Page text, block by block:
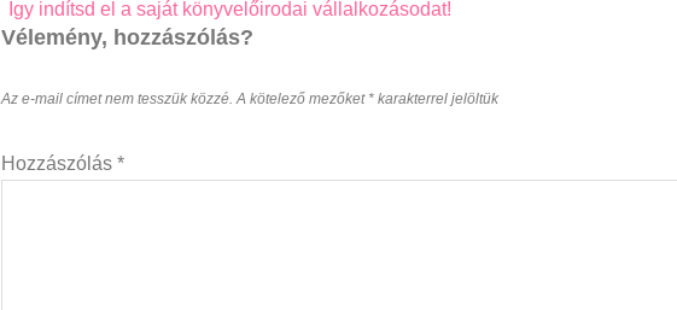
Post
navigation
Így indítsd el a saját könyvelőirodai vállalkozásodat!
Vélemény, hozzászólás?
Az e-mail címet nem tesszük közzé. A kötelező mezőket * karakterrel jelöltük
Hozzászólás*